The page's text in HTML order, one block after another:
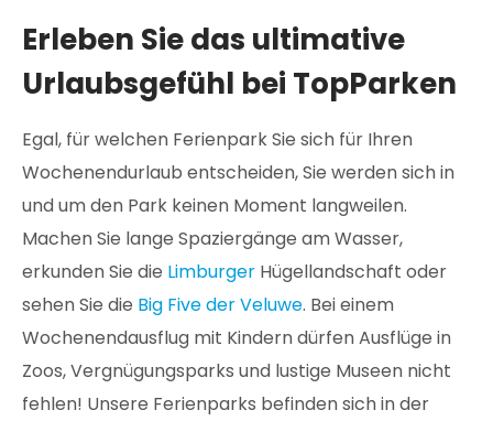
Erleben Sie das ultimative
Urlaubsgefühl bei TopParken
Egal, für welchen Ferienpark Sie sich für Ihren
Wochenendurlaub entscheiden, Sie werden sich in
und um den Park keinen Moment langweilen.
Machen Sie lange Spaziergänge am Wasser,
erkunden Sie die Limburger Hügellandschaft oder
sehen Sie die Big Five der Veluwe. Bei einem
Wochenendausflug mit Kindern dürfen Ausflüge in
Zoos, Vergnügungsparks und lustige Museen nicht
fehlen! Unsere Ferienparks befinden sich in der